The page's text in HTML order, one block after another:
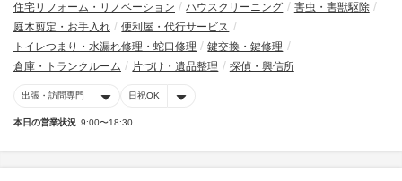
住宅リフォーム・リノベーション ハウスクリーニング
害虫・害獣駆除
庭木剪定・お手入れ
便利屋・代行サービス
トイレつまり・水漏れ修理・蛇口修理
鍵交換・鍵修理
倉庫・トランクルーム
片づけ・遺品整理 探偵・興信所
出張・訪問専門 日祝OK
本日の営業状況 9:00〜18:30